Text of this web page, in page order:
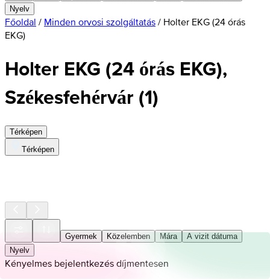
Nyelv
Főoldal / Minden orvosi szolgáltatás / Holter EKG (24 órás
EKG)
Holter EKG (24 órás EKG),
Székesfehérvár (1)
Térképen
Térképen
Gyermek Közelemben Mára
A vizit dátuma
Nyelv
Kényelmes bejelentkezés díjmentesen